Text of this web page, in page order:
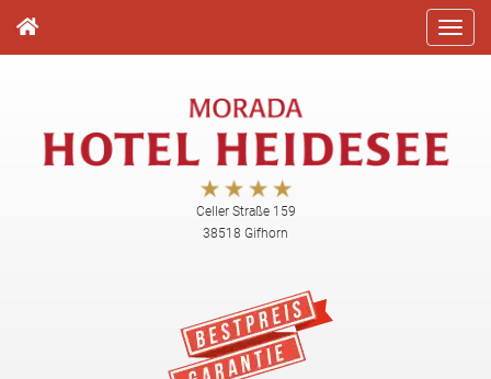
zum
Inhalt
Celler Straße 159
38518 Gifhorn